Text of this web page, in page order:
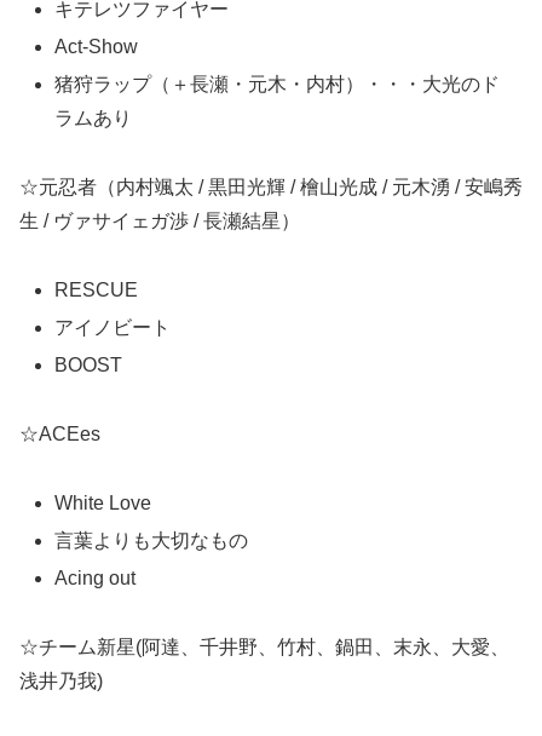
キテレツファイヤー
Act-Show
猪狩ラップ（＋長瀬・元木・内村）・・・大光のド
ラムあり
☆元忍者（内村颯太 / 黒田光輝 / 檜山光成 / 元木湧 / 安嶋秀
生 / ヴァサイェガ渉 / 長瀬結星）
RESCUE
アイノビート
BOOST
☆ACEes
White Love
言葉よりも大切なもの
Acing out
☆チーム新星(阿達、千井野、竹村、鍋田、末永、大愛、
浅井乃我)